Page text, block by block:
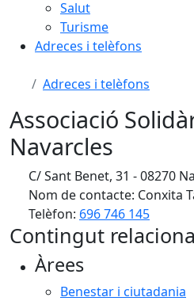
Salut
Turisme
Adreces i telèfons
Adreces i telèfons
Associació
Navarcles
C/ Sant Benet, 31 - 08270
Nom de contacte: Conxita
Telèfon: 696 746 145
Contingut
Àrees
Benestar i ciutadania